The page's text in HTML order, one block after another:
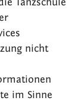
nicht
im Sinne